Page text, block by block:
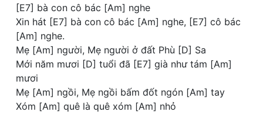
[E7] bà con cô bác [Am] nghe
Xin hát [E7] bà con cô bác [Am] nghe, [E7] cô bác
[Am] nghe.
Mẹ [Am] người, Mẹ người ở đất Phù [D] Sa
Mới năm mươi [D] tuổi đã [E7] già như tám [Am]
mươi
Mẹ [Am] ngồi, Mẹ ngồi bấm đốt ngón [Am] tay
Xóm [Am] quê là quê xóm [Am] nhỏ